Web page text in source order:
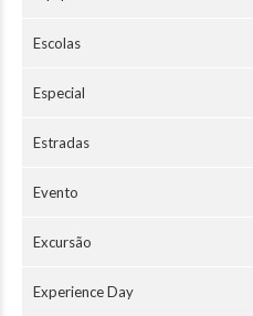
Escolas
Especial
Estradas
Evento
Excursão
Experience Day